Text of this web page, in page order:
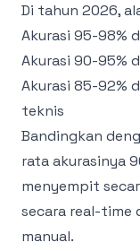
Di tahun 2026,
Akurasi 95-98%
Akurasi 90-95%
Akurasi 85-92%
teknis
Bandingkan
rata akurasinya
menyempit
secara real-time
manual.